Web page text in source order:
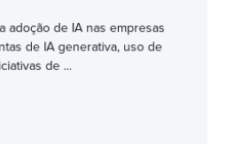
adoção de IA nas empresas
de IA generativa, uso de
de ...